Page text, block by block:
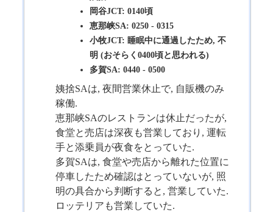
岡谷JCT: 0140頃
恵那峡SA: 0250 - 0315
小牧JCT: 睡眠中に通過したため, 不
明 (おそらく0400頃と思われる)
多賀SA: 0440 - 0500
姨捨SAは, 夜間営業休止で, 自販機のみ
稼働.
恵那峡SAのレストランは休止だったが,
食堂と売店は深夜も営業しており, 運転
手と添乗員が夜食をとっていた.
多賀SAは, 食堂や売店から離れた位置に
停車したため確認はとっていないが, 照
明の具合から判断すると, 営業していた.
ロッテリアも営業していた.